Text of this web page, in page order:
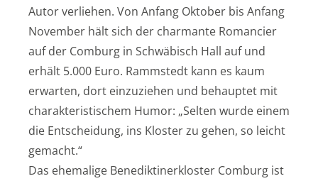
Autor verliehen. Von Anfang Oktober bis Anfang
November hält sich der charmante Romancier
auf der Comburg in Schwäbisch Hall auf und
erhält 5.000 Euro. Rammstedt kann es kaum
erwarten, dort einzuziehen und behauptet mit
charakteristischem Humor: „Selten wurde einem
die Entscheidung, ins Kloster zu gehen, so leicht
gemacht.“
Das ehemalige Benediktinerkloster Comburg ist